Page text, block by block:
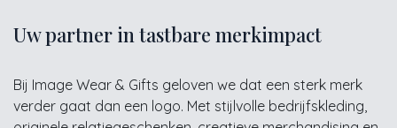
Uw partner in tastbare merkimpact
Bij Image Wear & Gifts geloven we dat een sterk merk
verder gaat dan een logo. Met stijlvolle bedrijfskleding,